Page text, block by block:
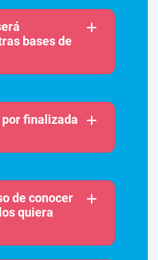
bases de
por finalizada
de conocer
quiera